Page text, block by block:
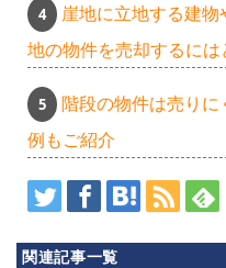
崖地に立地する建
地の物件を売却するには
階段の物件は売り
例もご紹介
関連記事一覧